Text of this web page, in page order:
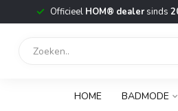
Officieel HOM® dealersinds
HOME BADMODE